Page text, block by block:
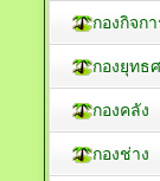
กองกิจก
กองยุทธ
กองคลัง
กองช่าง